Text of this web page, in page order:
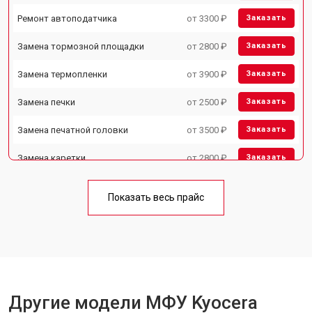
Ремонт автоподатчика от 3300 ₽ Заказать
Замена тормозной площадки от 2800 ₽ Заказать
Замена термопленки от 3900 ₽ Заказать
Замена печки от 2500 ₽ Заказать
Замена печатной головки от 3500 ₽ Заказать
Замена каретки от 2800 ₽ Заказать
от 3500 ₽
Показать весь прайс
Другие модели МФУ Kyocera